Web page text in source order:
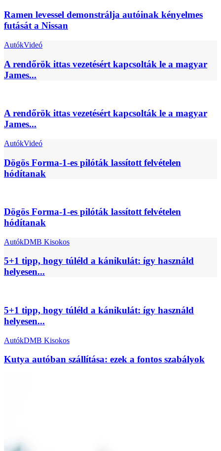
Ramen levessel demonstrálja autóinak kényelmes
futását a Nissan
AutókVideó
A rendőrök ittas vezetésért kapcsolták le a magyar
James...
A rendőrök ittas vezetésért kapcsolták le a magyar
James...
AutókVideó
Dögös Forma-1-es pilóták lassított felvételen
hódítanak
Dögös Forma-1-es pilóták lassított felvételen
hódítanak
AutókDMB Kisokos
5+1 tipp, hogy túléld a kánikulát: így használd
helyesen...
5+1 tipp, hogy túléld a kánikulát: így használd
helyesen...
AutókDMB Kisokos
Kutya autóban szállítása: ezek a fontos szabályok